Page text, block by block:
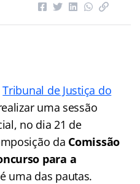
Tribunal de Justiça do
uma sessão
no dia 21 de
da Comissão
para a
uma das pautas.